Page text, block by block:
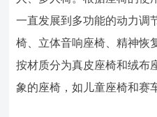
一直发展到多功能的动力调
椅、立体音响座椅、精神恢
按材质分为真皮座椅和绒布
象的座椅，如儿童座椅和赛